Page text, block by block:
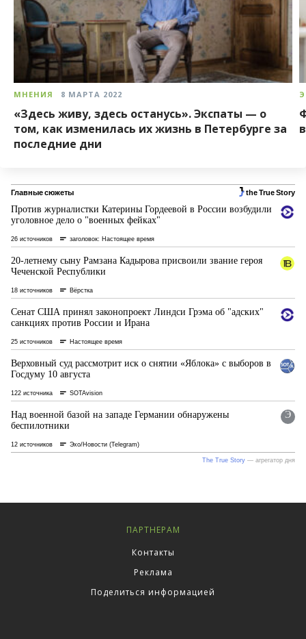
МНЕНИЯ 8 МАРТА 2022
«Здесь живу, здесь останусь». Экспаты — о
том, как изменилась их жизнь в Петербурге за
последние дни
ПАРТНЕРАМ
Контакты
Реклама
Поделиться информацией